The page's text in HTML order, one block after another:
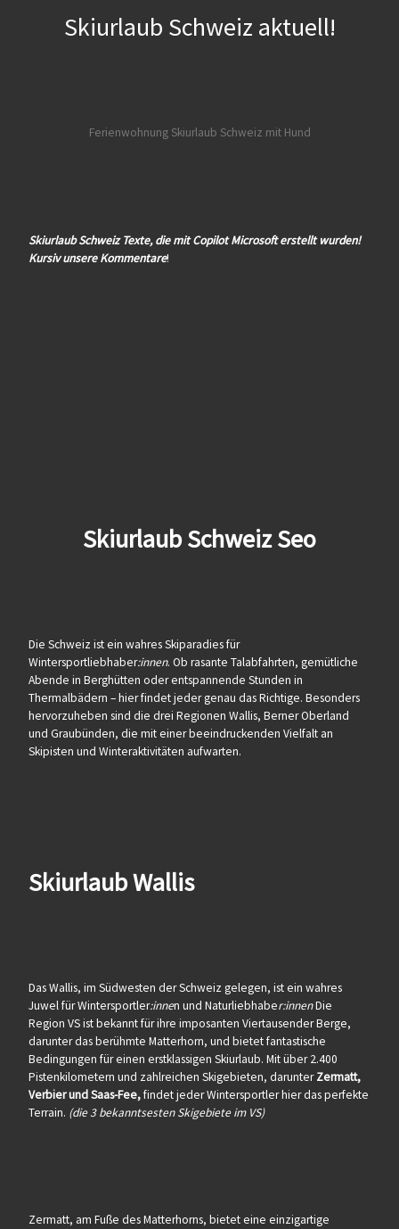
Skiurlaub Schweiz aktuell!
Ferienwohnung Skiurlaub Schweiz mit Hund
Skiurlaub Schweiz Texte, die mit Copilot Microsoft erstellt wurden!
Kursiv unsere Kommentare!
Skiurlaub Schweiz Seo
Die Schweiz ist ein wahres Skiparadies für
Wintersportliebhaber:innen. Ob rasante Talabfahrten, gemütliche
Abende in Berghütten oder entspannende Stunden in
Thermalbädern – hier findet jeder genau das Richtige. Besonders
hervorzuheben sind die drei Regionen Wallis, Berner Oberland
und Graubünden, die mit einer beeindruckenden Vielfalt an
Skipisten und Winteraktivitäten aufwarten.
Skiurlaub Wallis
Das Wallis, im Südwesten der Schweiz gelegen, ist ein wahres
Juwel für Wintersportler:innen und Naturliebhaber:innenDie
Region VS ist bekannt für ihre imposanten Viertausender Berge,
darunter das berühmte Matterhorn, und bietet fantastische
Bedingungen für einen erstklassigen Skiurlaub. Mit über 2.400
Pistenkilometern und zahlreichen Skigebieten, darunterZermatt,
Verbier und Saas-Fee,findet jeder Wintersportler hier das perfekte
Terrain. (die 3 bekanntsesten Skigebiete im VS)
Zermatt, am Fuße des Matterhorns, bietet eine einzigartige